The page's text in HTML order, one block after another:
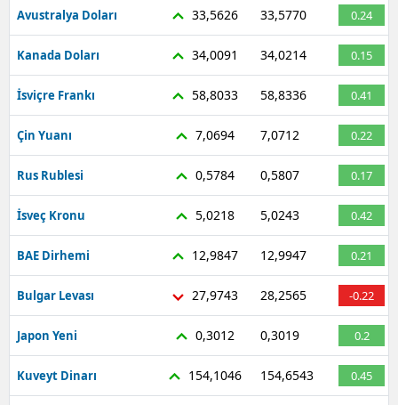
Avustralya Doları 33,5626 33,5770 0.24
Kanada Doları 34,0091 34,0214 0.15
İsviçre Frankı 58,8033 58,8336 0.41
Çin Yuanı 7,0694 7,0712 0.22
Rus Rublesi 0,5784 0,5807 0.17
İsveç Kronu 5,0218 5,0243 0.42
BAE Dirhemi 12,9847 12,9947 0.21
Bulgar Levası 27,9743 28,2565 -0.22
Japon Yeni 0,3012 0,3019 0.2
Kuveyt Dinarı 154,1046 154,6543 0.45